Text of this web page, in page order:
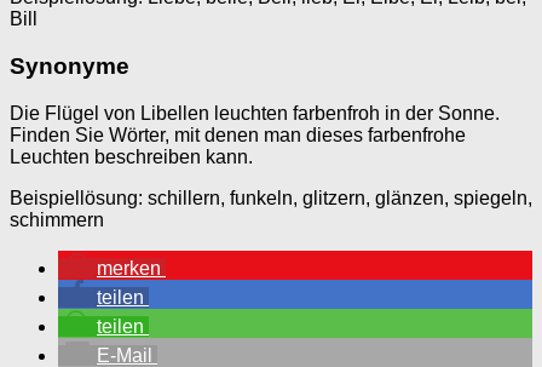
Bill
Synonyme
Die Flügel von Libellen leuchten farbenfroh in der Sonne.
Finden Sie Wörter, mit denen man dieses farbenfrohe
Leuchten beschreiben kann.
Beispiellösung: schillern, funkeln, glitzern, glänzen, spiegeln,
schimmern
merken
teilen
teilen
E-Mail